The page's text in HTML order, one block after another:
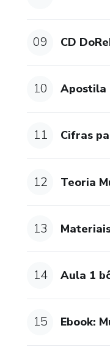
09 CD
10 Apostila
11 Cifras
12 Teoria
13
14 Aula 1
15 Ebook: